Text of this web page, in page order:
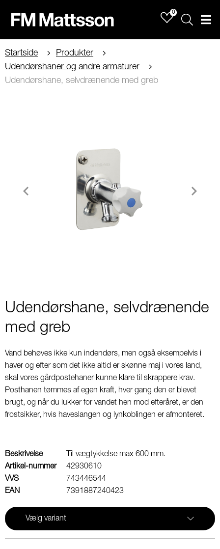
0
Sök
Startside
Produkter
Udendørshaner og andre armaturer
Udendørshane, selvdrænende med greb
Udendørshane, selvdrænende
med greb
Vand behøves ikke kun indendørs, men også eksempelvis i
haver og efter som det ikke altid er skønne maj i vores land,
skal vores gårdpostehaner kunne klare til skrappere krav.
Posthanen tømmes af egen kraft, hver gang den er blevet
brugt, og når du lukker for vandet hen mod efteråret, er den
frostsikker, hvis haveslangen og lynkoblingen er afmonteret.
Beskrivelse
Til vægtykkelse max 600 mm.
Artikel-nummer
42930610
VVS
743446544
EAN
7391887240423
Vælg variant